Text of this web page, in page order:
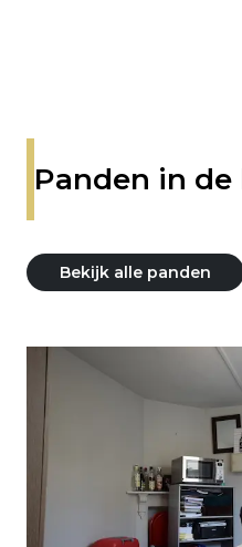
Panden in de
Bekijk alle panden